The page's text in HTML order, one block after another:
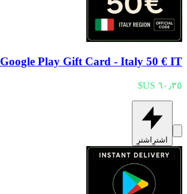
Google Play Gift Card - Italy 50 € IT
اشترِ اشترِ